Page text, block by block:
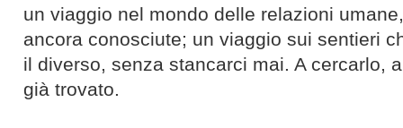
un viaggio nel mondo delle relazioni
ancora conosciute; un viaggio sui sentieri
il diverso, senza stancarci mai. A cercarlo,
già trovato.